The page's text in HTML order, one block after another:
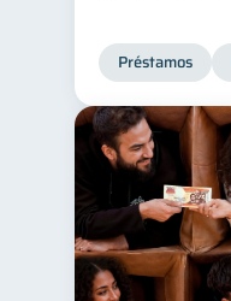
Préstamos